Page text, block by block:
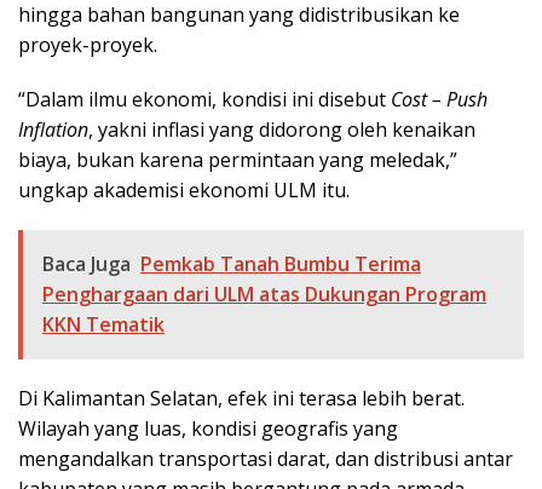
hingga bahan bangunan yang didistribusikan ke
proyek-proyek.
“Dalam ilmu ekonomi, kondisi ini disebut Cost – Push
Inflation, yakni inflasi yang didorong oleh kenaikan
biaya, bukan karena permintaan yang meledak,”
ungkap akademisi ekonomi ULM itu.
Baca Juga Pemkab Tanah Bumbu Terima
Penghargaan dari ULM atas Dukungan Program
KKN Tematik
Di Kalimantan Selatan, efek ini terasa lebih berat.
Wilayah yang luas, kondisi geografis yang
mengandalkan transportasi darat, dan distribusi antar